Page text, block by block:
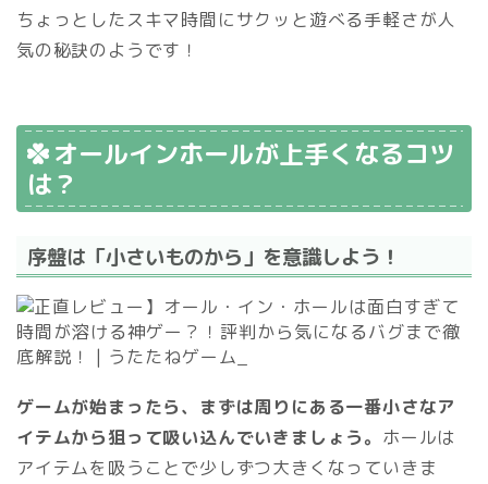
ちょっとしたスキマ時間にサクッと遊べる手軽さが人
気の秘訣のようです！
オールインホールが上手くなるコツ
は？
序盤は「小さいものから」を意識しよう！
ゲームが始まったら、まずは周りにある一番小さなア
イテムから狙って吸い込んでいきましょう。 ホールは
アイテムを吸うことで少しずつ大きくなっていきま